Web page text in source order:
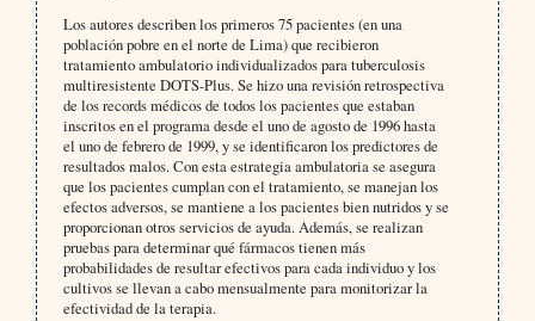
Los autores describen los primeros 75 pacientes (en una
población pobre en el norte de Lima) que recibieron
tratamiento ambulatorio individualizados para tuberculosis
multiresistente DOTS-Plus. Se hizo una revisión retrospectiva
de los records médicos de todos los pacientes que estaban
inscritos en el programa desde el uno de agosto de 1996 hasta
el uno de febrero de 1999, y se identificaron los predictores de
resultados malos. Con esta estrategia ambulatoria se asegura
que los pacientes cumplan con el tratamiento, se manejan los
efectos adversos, se mantiene a los pacientes bien nutridos y se
proporcionan otros servicios de ayuda. Además, se realizan
pruebas para determinar qué fármacos tienen más
probabilidades de resultar efectivos para cada individuo y los
cultivos se llevan a cabo mensualmente para monitorizar la
efectividad de la terapia.